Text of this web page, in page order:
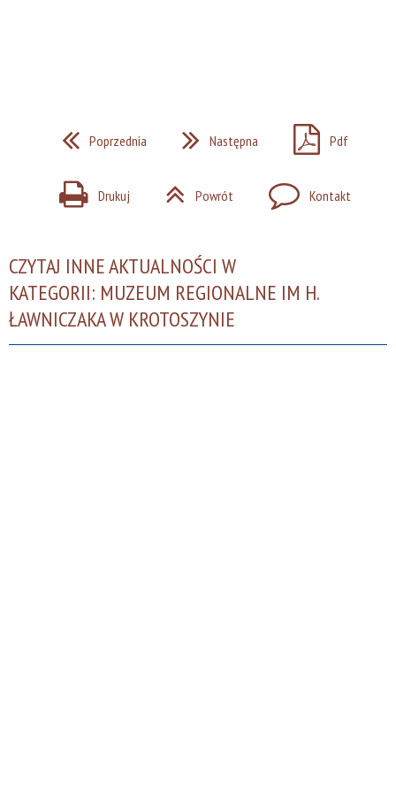
Poprzednia Następna Pdf
Drukuj Powrót Kontakt
CZYTAJ INNE AKTUALNOŚCI W
KATEGORII: MUZEUM REGIONALNE IM H.
ŁAWNICZAKA W KROTOSZYNIE